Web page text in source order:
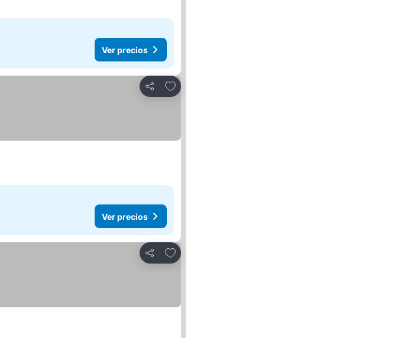
Ver precios
Compartir
Añadir a favoritos
Ver precios
Compartir
Añadir a favoritos